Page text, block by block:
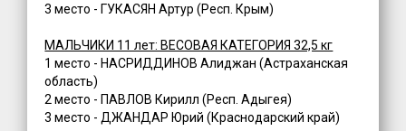
3 место - ГУКАСЯН Артур (Респ. Крым)
МАЛЬЧИКИ 11 лет: ВЕСОВАЯ КАТЕГОРИЯ 32,5 кг
1 место - НАСРИДДИНОВ Алиджан (Астраханская
область)
2 место - ПАВЛОВ Кирилл (Респ. Адыгея)
3 место - ДЖАНДАР Юрий (Краснодарский край)